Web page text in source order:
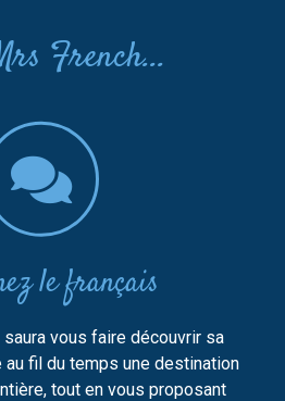
French...
le français
vous faire découvrir sa
fil du temps une destination
tout en vous proposant